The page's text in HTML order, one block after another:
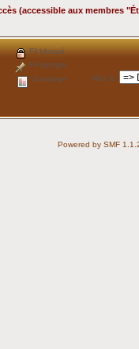
(accessible aux membres
Fil bloqué
Fil épinglé
Sondage
Aller à:
Powered by SMF